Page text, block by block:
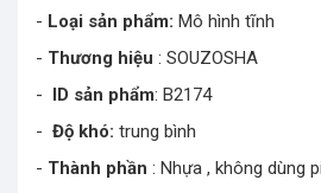
- Loại sản phẩm: Mô hình tĩnh
- Thương hiệu : SOUZOSHA
- ID sản phẩm: B2174
- Độ khó: trung bình
- Thành phần : Nhựa , không dùng